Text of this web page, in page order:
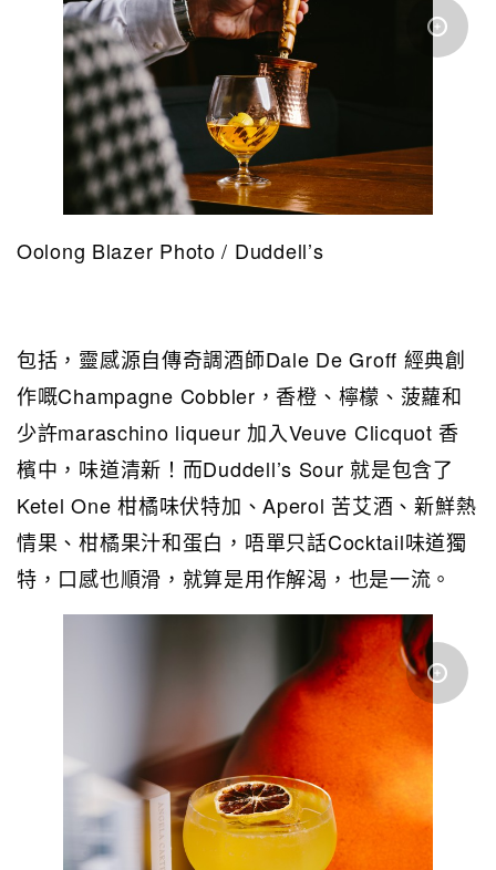
Oolong Blazer Photo / Duddell’s
包括，靈感源自傳奇調酒師Dale De Groff 經典創
作嘅Champagne Cobbler，香橙、檸檬、菠蘿和
少許maraschino liqueur 加入Veuve Clicquot 香
檳中，味道清新！而Duddell’s Sour 就是包含了
Ketel One 柑橘味伏特加、Aperol 苦艾酒、新鮮熱
情果、柑橘果汁和蛋白，唔單只話Cocktail味道獨
特，口感也順滑，就算是用作解渴，也是一流。